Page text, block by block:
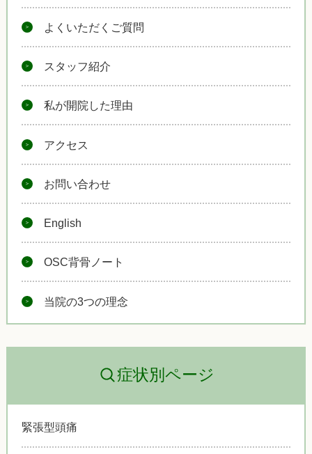
よくいただくご質問
スタッフ紹介
私が開院した理由
アクセス
お問い合わせ
English
OSC背骨ノート
当院の3つの理念
症状別ページ
緊張型頭痛